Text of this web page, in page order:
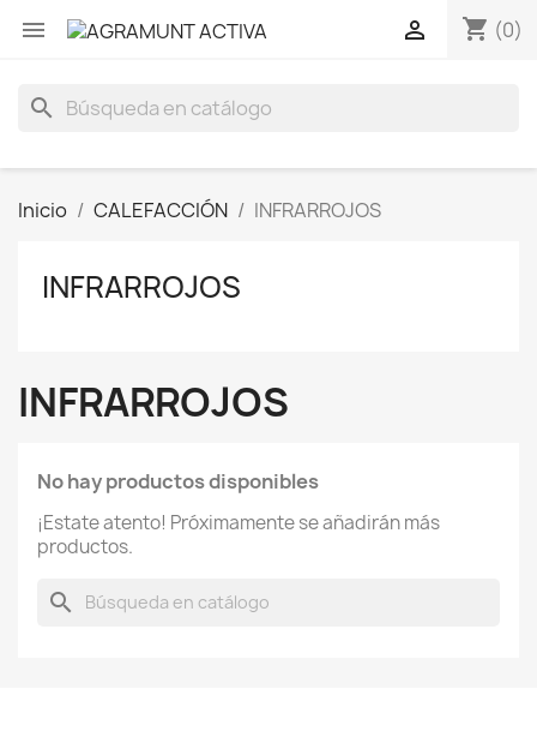
 shopping_cart (0)

search
Inicio CALEFACCIÓN INFRARROJOS
INFRARROJOS
INFRARROJOS
No hay productos disponibles
¡Estate atento! Próximamente se añadirán más
productos.
search